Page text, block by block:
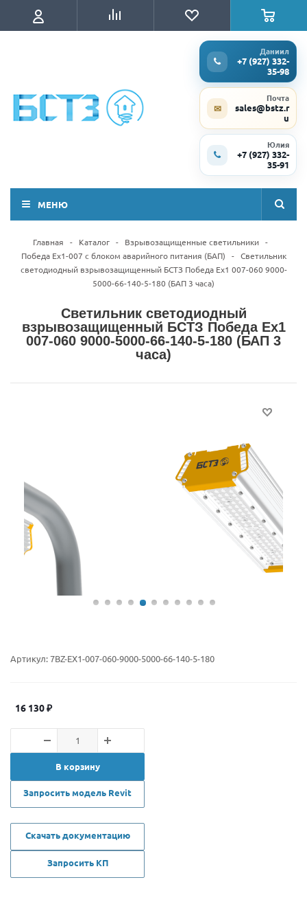
Даниил
+7 (927) 332-
35-98
✉
Почта
sales@bstz.r
u
Юлия
+7 (927) 332-
35-91
МЕНЮ
Главная - Каталог - Взрывозащищенные светильники -
Победа Ex1-007 с блоком аварийного питания (БАП)
- Светильник
светодиодный взрывозащищенный БСТЗ Победа Ex1 007-060 9000-
5000-66-140-5-180 (БАП 3 часа)
Светильник светодиодный
взрывозащищенный БСТЗ Победа Ex1
007-060 9000-5000-66-140-5-180 (БАП 3
часа)
Артикул:7BZ-EX1-007-060-9000-5000-66-140-5-180
16 130₽
В корзину
Запросить модель Revit
Скачать документацию
Запросить КП